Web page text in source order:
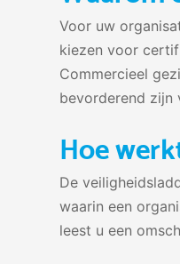
Voor uw
kiezen voor
Commercieel
bevorderend zijn
Hoe
De
waarin een
leest u een